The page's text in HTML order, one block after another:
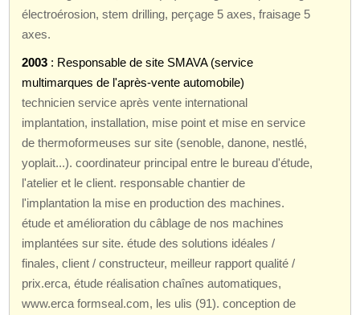
électroérosion, stem drilling, perçage 5 axes, fraisage 5
axes.
2003 : Responsable de site SMAVA (service
multimarques de l'après-vente automobile)
technicien service après vente international
implantation, installation, mise point et mise en service
de thermoformeuses sur site (senoble, danone, nestlé,
yoplait...). coordinateur principal entre le bureau d'étude,
l'atelier et le client. responsable chantier de
l'implantation la mise en production des machines.
étude et amélioration du câblage de nos machines
implantées sur site. étude des solutions idéales /
finales, client / constructeur, meilleur rapport qualité /
prix.erca, étude réalisation chaînes automatiques,
www.erca formseal.com, les ulis (91). conception de